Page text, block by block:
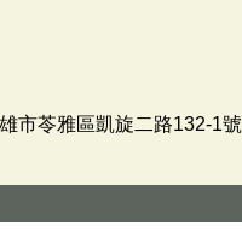
市苓雅區凱旋二路132-1號